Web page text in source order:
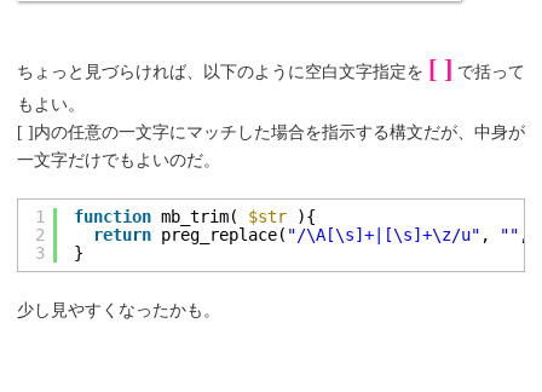
ちょっと見づらければ、以下のように空白文字指定を [ ] で括って
もよい。
[ ]内の任意の一文字にマッチした場合を指示する構文だが、中身が
一文字だけでもよいのだ。
1
2
3
function mb_trim( $str
){
return preg_replace( "/\A[\s]+|[\s]+\z/u" , "" ,
}
少し見やすくなったかも。